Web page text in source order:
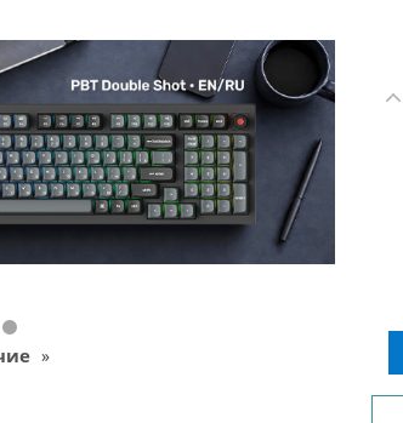
решения начального уровня, новые
»